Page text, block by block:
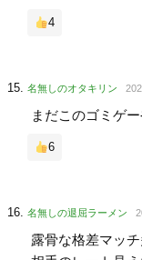
4
名無しのオタキリン
まだこのゴミゲ
6
名無しの退屈ラーメン
露骨な格差マッチ